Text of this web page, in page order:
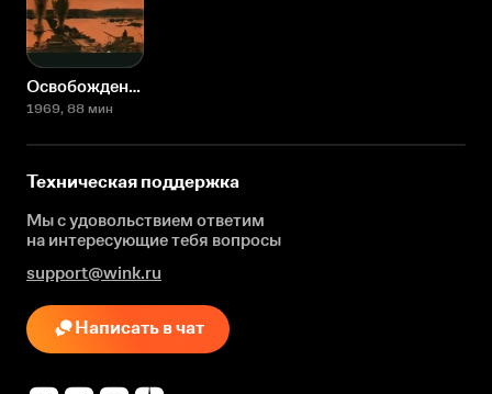
Освобождение: Прорыв
1969, 88 мин
Техническая поддержка
Мы с удовольствием ответим
на интересующиетебя вопросы
support@wink.ru
Написать в чат